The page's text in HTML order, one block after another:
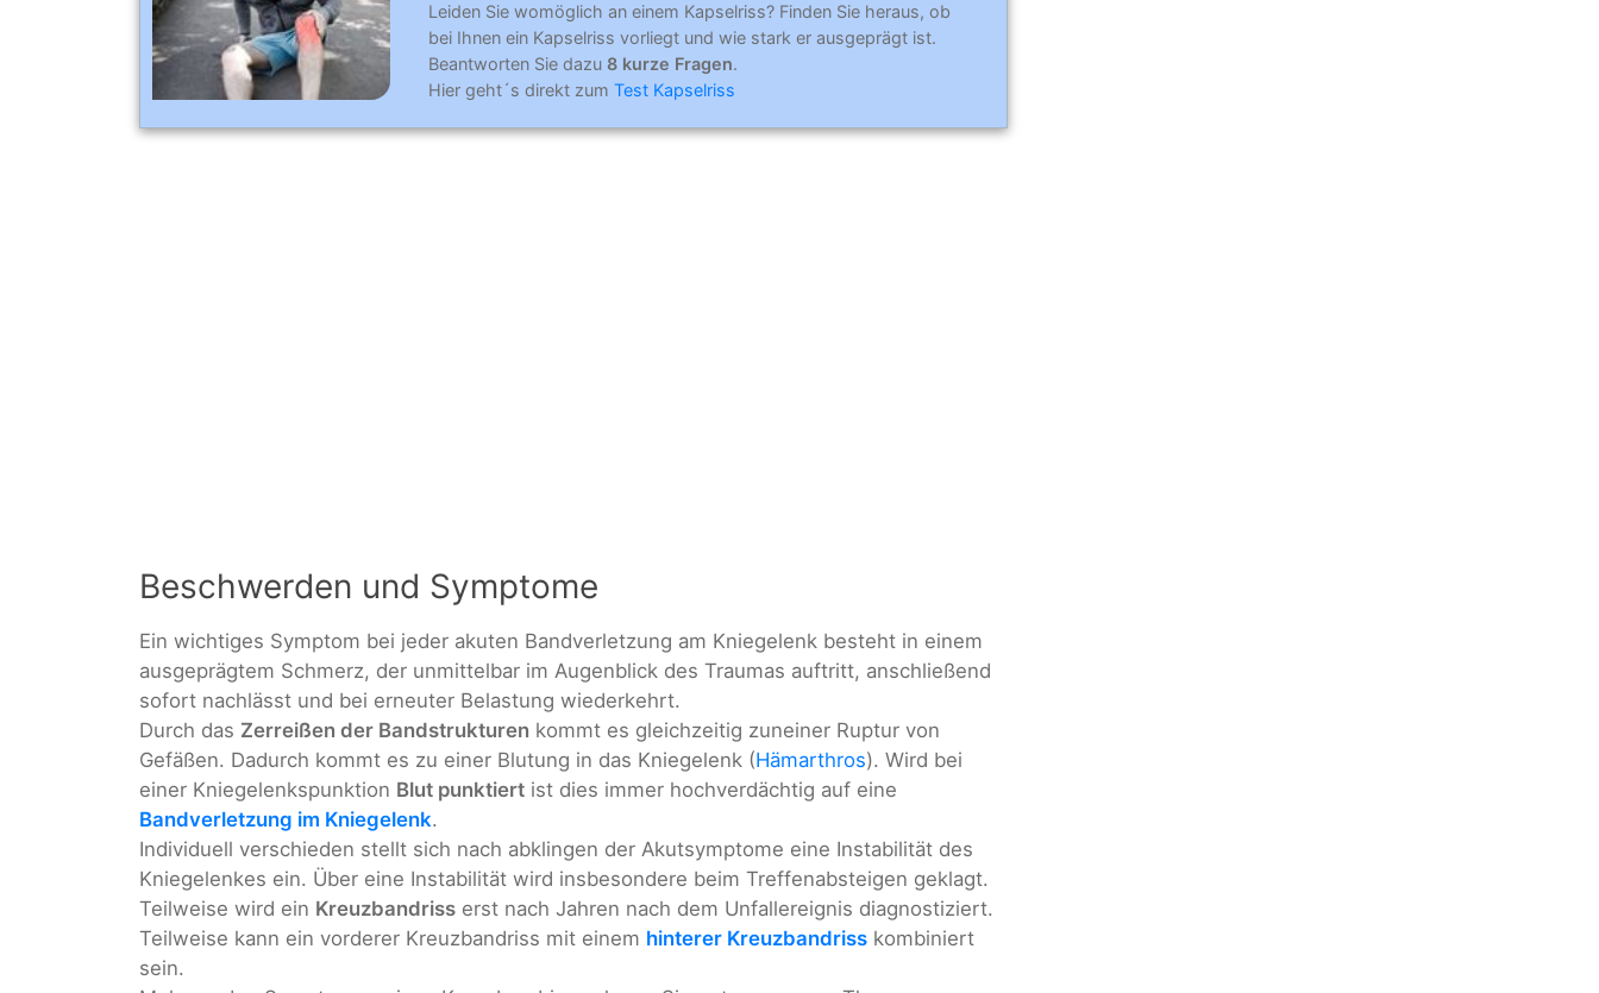
Leiden Sie womöglich an einem Kapselriss? Finden Sie heraus, ob
bei Ihnen ein Kapselriss vorliegt und wie stark er ausgeprägt ist.
Beantworten Sie dazu 8 kurze Fragen.
Hier geht´s direkt zum Test Kapselriss
Beschwerden und Symptome
Ein wichtiges Symptom bei jeder akuten Bandverletzung am Kniegelenk besteht in einem
ausgeprägtem Schmerz, der unmittelbar im Augenblick des Traumas auftritt, anschließend
sofort nachlässt und bei erneuter Belastung wiederkehrt.
Durch das Zerreißen der Bandstrukturen kommt es gleichzeitig zuneiner Ruptur von
Gefäßen. Dadurch kommt es zu einer Blutung in das Kniegelenk (Hämarthros). Wird bei
einer Kniegelenkspunktion Blut punktiert ist dies immer hochverdächtig auf eine
Bandverletzung im Kniegelenk.
Individuell verschieden stellt sich nach abklingen der Akutsymptome eine Instabilität des
Kniegelenkes ein. Über eine Instabilität wird insbesondere beim Treffenabsteigen geklagt.
Teilweise wird ein Kreuzbandriss erst nach Jahren nach dem Unfallereignis diagnostiziert.
Teilweise kann ein vorderer Kreuzbandriss mit einem hinterer Kreuzbandriss kombiniert
sein.